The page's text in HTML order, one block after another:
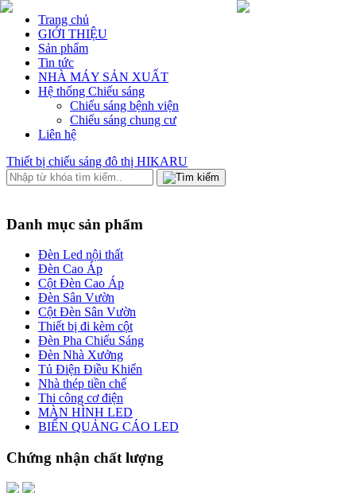
Trang chủ
GIỚI THIỆU
Sản phẩm
Tin tức
NHÀ MÁY SẢN XUẤT
Hệ thống Chiếu sáng
Chiếu sáng bệnh viện
Chiếu sáng chung cư
Liên hệ
Thiết bị chiếu sáng đô thị HIKARU
Danh mục sản phẩm
Đèn Led nội thất
Đèn Cao Áp
Cột Đèn Cao Áp
Đèn Sân Vườn
Cột Đèn Sân Vườn
Thiết bị đi kèm cột
Đèn Pha Chiếu Sáng
Đèn Nhà Xưởng
Tủ Điện Điều Khiển
Nhà thép tiền chế
Thi công cơ điện
MÀN HÌNH LED
BIỂN QUẢNG CÁO LED
Chứng nhận chất lượng